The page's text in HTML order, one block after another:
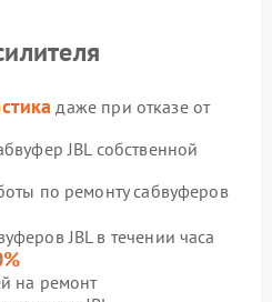
даже при отказе от
JBL собственной
по ремонту сабвуферов
JBL в течении часа
на ремонт